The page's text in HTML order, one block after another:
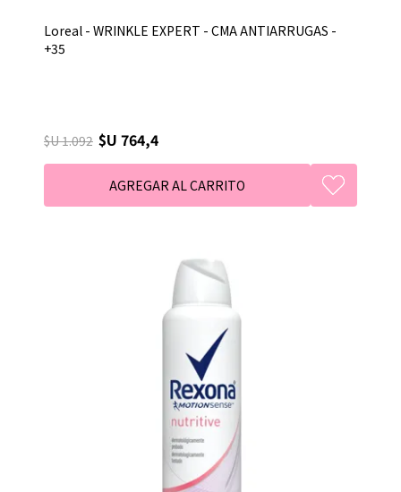
Loreal - WRINKLE EXPERT - CMA ANTIARRUGAS -
+35
$U 1.092 $U 764,4